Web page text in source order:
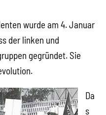
wurde am 4. Januar
der linken und
gegründet. Sie
Da
s